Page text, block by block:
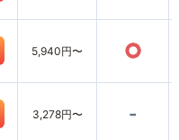
5,940円〜 ○
3,278円〜 -